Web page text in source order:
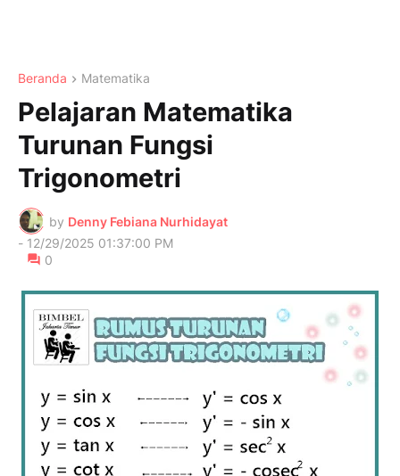
Beranda Matematika
Pelajaran Matematika
Turunan Fungsi
Trigonometri
by Denny Febiana Nurhidayat
- 12/29/2025 01:37:00 PM
0